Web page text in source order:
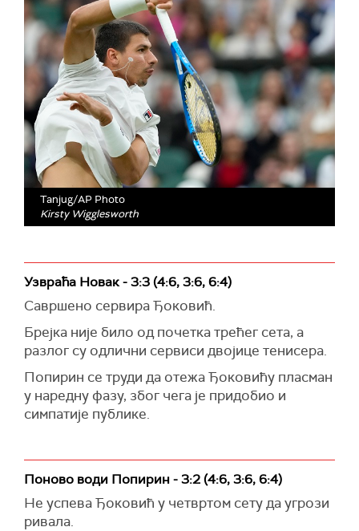
Tanjug/AP Photo
Kirsty Wigglesworth
Узвраћа Новак - 3:3 (4:6, 3:6, 6:4)
Савршено сервира Ђоковић.
Брејка није било од почетка трећег сета, а
разлог су одлични сервиси двојице тенисера.
Попирин се труди да отежа Ђоковићу пласман
у наредну фазу, због чега је придобио и
симпатије публике.
Поново води Попирин - 3:2 (4:6, 3:6, 6:4)
Не успева Ђоковић у четвртом сету да угрози
ривала.